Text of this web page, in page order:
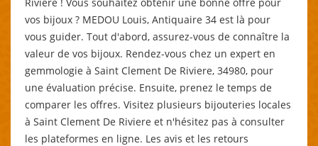
vos bijoux ? MEDOU Louis, Antiquaire 34 est là pour
vous guider. Tout d'abord, assurez-vous de connaître la
valeur de vos bijoux. Rendez-vous chez un expert en
gemmologie à Saint Clement De Riviere, 34980, pour
une évaluation précise. Ensuite, prenez le temps de
comparer les offres. Visitez plusieurs bijouteries locales
à Saint Clement De Riviere et n'hésitez pas à consulter
les plateformes en ligne. Les avis et les retours